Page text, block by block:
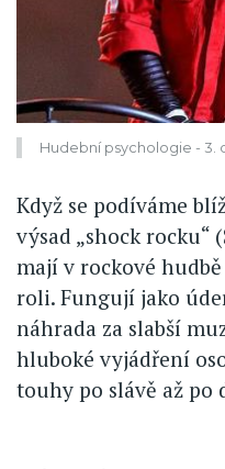
Hudební psychologie - 3.
Když se podíváme
výsad „shock rocku“
mají v rockové
roli. Fungují jako
náhrada za slabší
hluboké vyjádření
touhy po slávě až po